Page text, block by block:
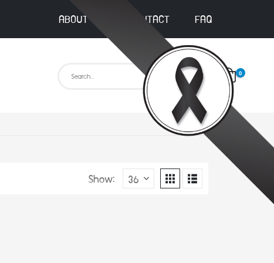
ABOUT US CONTACT FAQ
0
Show: